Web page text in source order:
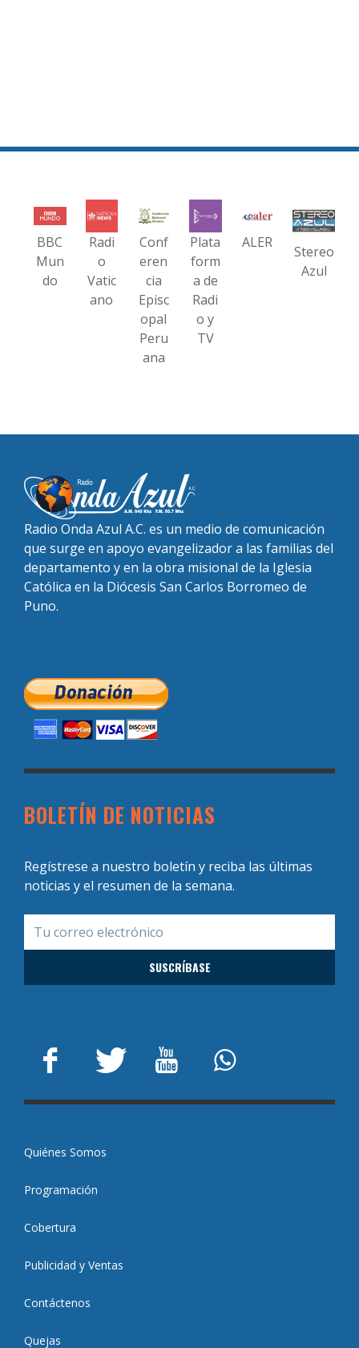
BBC
Mun
do
Radi
o
Vatic
ano
Conf
eren
cia
Episc
opal
Peru
ana
Plata
form
a de
Radi
o y
TV
ALER
Stereo
Azul
Radio Onda Azul A.C. es un medio de comunicación
que surge en apoyo evangelizador a las familias del
departamento y en la obra misional de la Iglesia
Católica en la Diócesis San Carlos Borromeo de
Puno.
BOLETÍN DE NOTICIAS
Regístrese a nuestro boletín y reciba las últimas
noticias y el resumen de la semana.
Quiénes Somos
Programación
Cobertura
Publicidad y Ventas
Contáctenos
Quejas